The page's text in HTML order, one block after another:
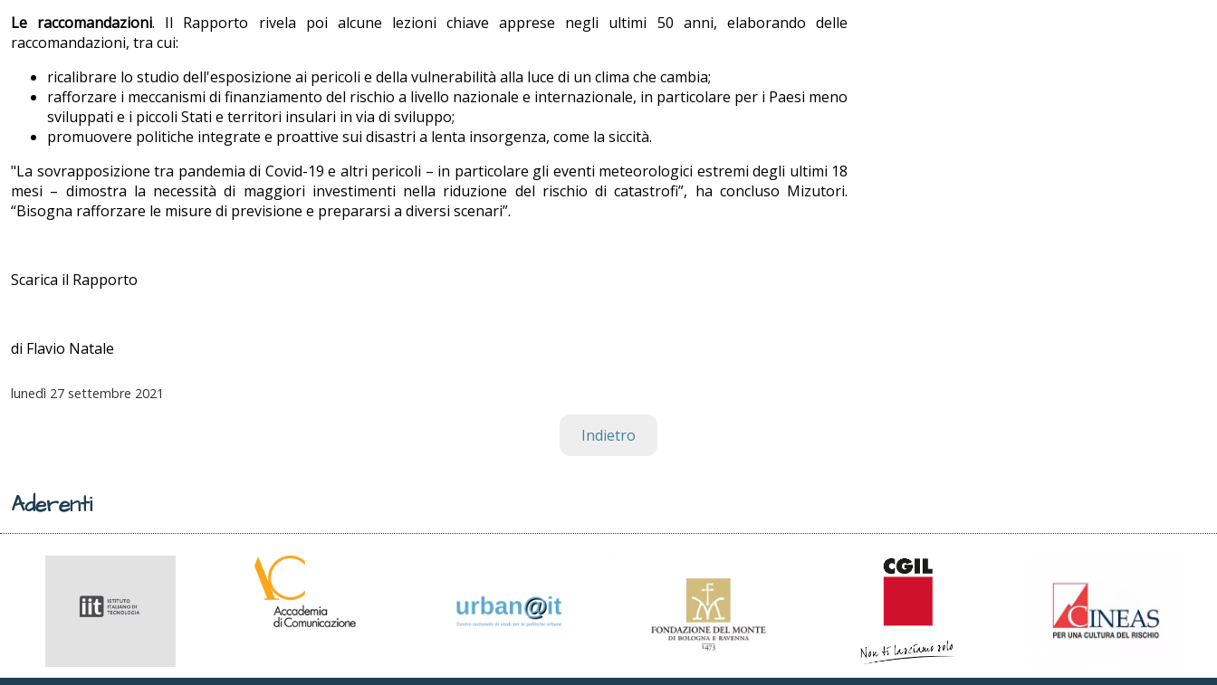
Le raccomandazioni. Il Rapporto rivela poi alcune lezioni chiave apprese negli ultimi 50 anni, elaborando delle
raccomandazioni, tra cui:
ricalibrare lo studio dell'esposizione ai pericoli e della vulnerabilità alla luce di un clima che cambia;
rafforzare i meccanismi di finanziamento del rischio a livello nazionale e internazionale, in particolare per i Paesi meno
sviluppati e i piccoli Stati e territori insulari in via di sviluppo;
promuovere politiche integrate e proattive sui disastri a lenta insorgenza, come la siccità.
"La sovrapposizione tra pandemia di Covid-19 e altri pericoli – in particolare gli eventi meteorologici estremi degli ultimi 18
mesi – dimostra la necessità di maggiori investimenti nella riduzione del rischio di catastrofi”, ha concluso Mizutori.
“Bisogna rafforzare le misure di previsione e prepararsi a diversi scenari”.
Scarica il Rapporto
di Flavio Natale
lunedì 27 settembre 2021
Indietro
Aderenti